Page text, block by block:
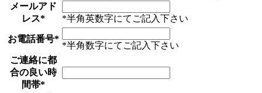
メールアド
レス* *半角英数字にてご記入下さい
お電話番号*
*半角数字にてご記入下さい
ご連絡に都
合の良い時
間帯*